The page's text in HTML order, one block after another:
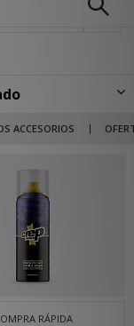
ACCESORIOS
de protectores
o Jason Markk.
RÁPIDA